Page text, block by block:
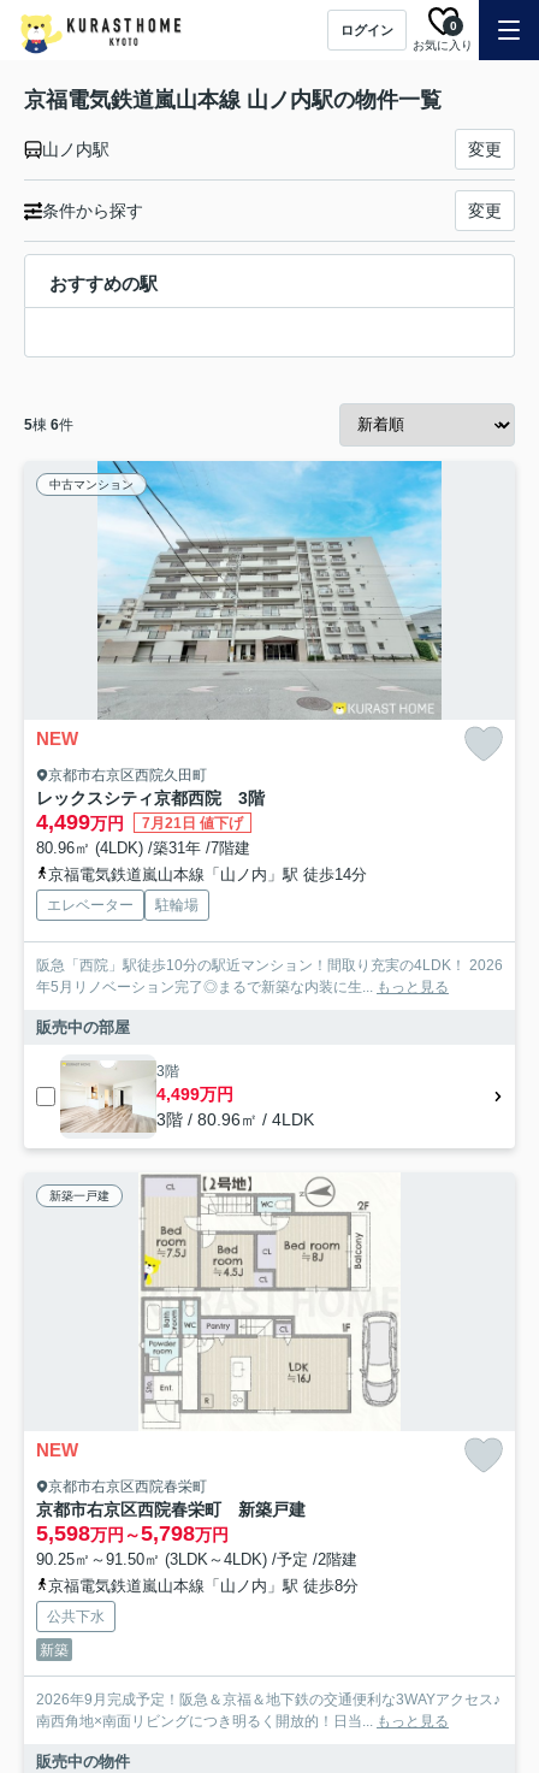
ログイン
お気に入り
0
京福電気鉄道嵐山本線 山ノ内駅の物件一覧
山ノ内駅 変更
条件から探す 変更
おすすめの駅
5棟 6件
中古マンション
NEW
京都市右京区西院久田町
レックスシティ京都西院 3階
4,499万円 7月21日 値下げ
80.96㎡ (4LDK) /築31年 /7階建
京福電気鉄道嵐山本線「山ノ内」駅 徒歩14分
エレベーター 駐輪場
阪急「西院」駅徒歩10分の駅近マンション！間取り充実の4LDK！ 2026
年5月リノベーション完了◎まるで新築な内装に生... もっと見る
販売中の部屋
3階
4,499万円
3階 / 80.96㎡ / 4LDK
新築一戸建
NEW
京都市右京区西院春栄町
京都市右京区西院春栄町 新築戸建
5,598万円～5,798万円
90.25㎡～91.50㎡ (3LDK～4LDK) /予定 /2階建
京福電気鉄道嵐山本線「山ノ内」駅 徒歩8分
公共下水
新築
2026年9月完成予定！阪急＆京福＆地下鉄の交通便利な3WAYアクセス♪
南西角地×南面リビングにつき明るく開放的！日当... もっと見る
販売中の物件